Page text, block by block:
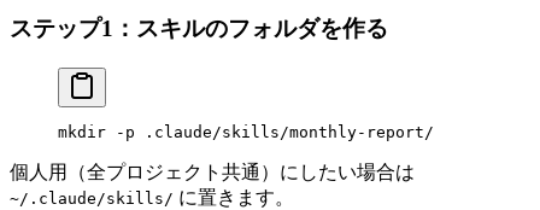
ステップ1：スキルのフォルダを作る
mkdir -p .claude/skills/monthly-report/
個人用（全プロジェクト共通）にしたい場合は
~/.claude/skills/ に置きます。